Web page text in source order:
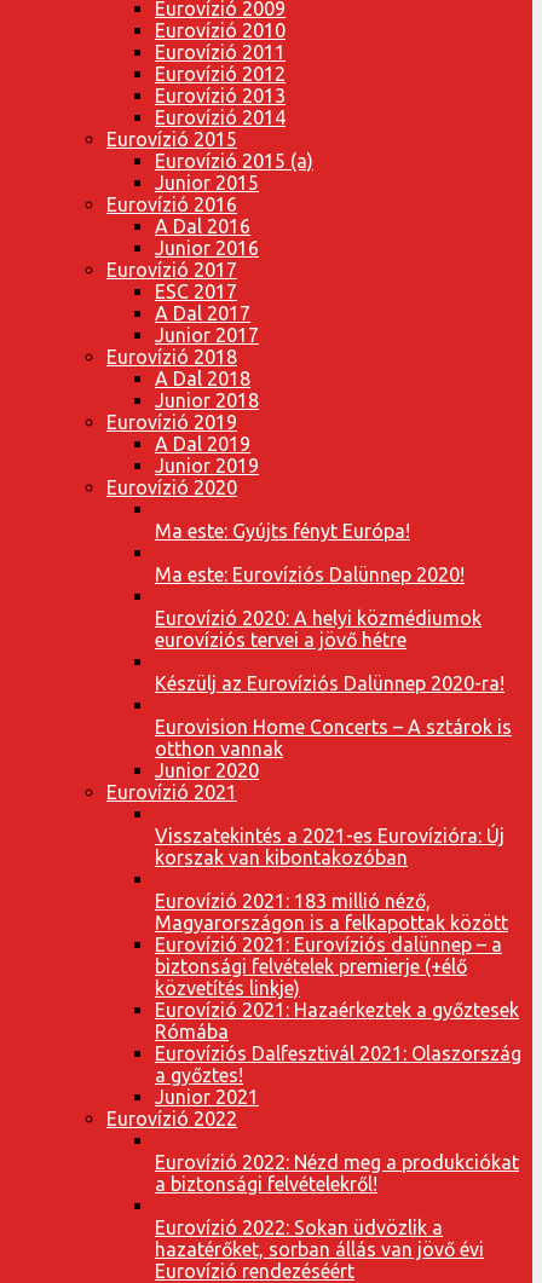
Eurovízió 2009
Eurovízió 2010
Eurovízió 2011
Eurovízió 2012
Eurovízió 2013
Eurovízió 2014
Eurovízió 2015
Eurovízió 2015 (a)
Junior 2015
Eurovízió 2016
A Dal 2016
Junior 2016
Eurovízió 2017
ESC 2017
A Dal 2017
Junior 2017
Eurovízió 2018
A Dal 2018
Junior 2018
Eurovízió 2019
A Dal 2019
Junior 2019
Eurovízió 2020
Ma este: Gyújts fényt Európa!
Ma este: Eurovíziós Dalünnep 2020!
Eurovízió 2020: A helyi közmédiumok
eurovíziós tervei a jövő hétre
Készülj az Eurovíziós Dalünnep 2020-ra!
Eurovision Home Concerts – A sztárok is
otthon vannak
Junior 2020
Eurovízió 2021
Visszatekintés a 2021-es Eurovízióra: Új
korszak van kibontakozóban
Eurovízió 2021: 183 millió néző,
Magyarországon is a felkapottak között
Eurovízió 2021: Eurovíziós dalünnep – a
biztonsági felvételek premierje (+élő
közvetítés linkje)
Eurovízió 2021: Hazaérkeztek a győztesek
Rómába
Eurovíziós Dalfesztivál 2021: Olaszország
a győztes!
Junior 2021
Eurovízió 2022
Eurovízió 2022: Nézd meg a produkciókat
a biztonsági felvételekről!
Eurovízió 2022: Sokan üdvözlik a
hazatérőket, sorban állás van jövő évi
Eurovízió rendezéséért